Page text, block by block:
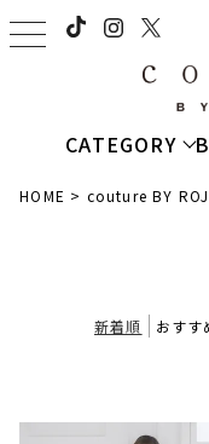
t
e
i
CATEGORY
HOME couture BY
新着順 おすす